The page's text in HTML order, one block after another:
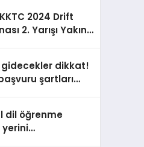
2024 Drift
2. Yarışı Yakın
gidecekler dikkat!
şartları
dil öğrenme